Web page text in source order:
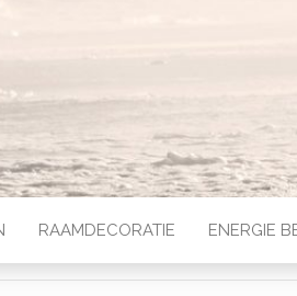
RAAMDECORATIE ENERGIE